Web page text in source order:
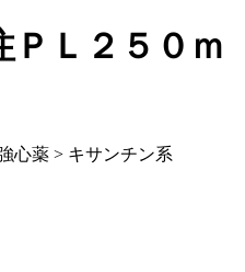
Ｌ２５０ｍ
心薬 > キサンチン系